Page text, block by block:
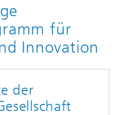
für
Innovation
der